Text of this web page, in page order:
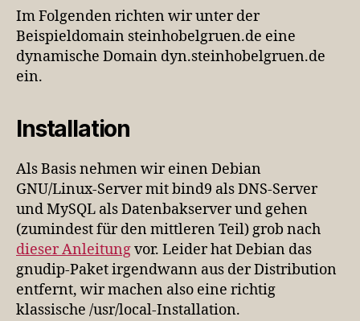
Im Folgenden richten wir unter der
Beispieldomain steinhobelgruen.de eine
dynamische Domain dyn.steinhobelgruen.de
ein.
Installation
Als Basis nehmen wir einen Debian
GNU/Linux-Server mit bind9 als DNS-Server
und MySQL als Datenbakserver und gehen
(zumindest für den mittleren Teil) grob nach
dieser Anleitungvor. Leider hat Debian das
gnudip-Paket irgendwann aus der Distribution
entfernt, wir machen also eine richtig
klassische /usr/local-Installation.